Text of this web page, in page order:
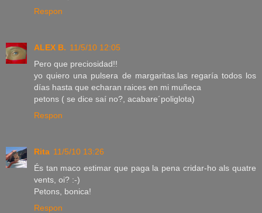
Respon
ALEX B. 11/5/10 12:05
Pero que preciosidad!!
yo quiero una pulsera de margaritas.las regaría todos los
días hasta que echaran raices en mi muñeca
petons ( se dice saí no?, acabare´poliglota)
Respon
Rita 11/5/10 13:26
És tan maco estimar que paga la pena cridar-ho als quatre
vents, oi? :-)
Petons, bonica!
Respon